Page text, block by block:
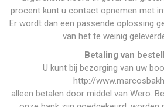
procent kunt u contact opnemen met
Er wordt dan een passende oplossing
van het te weinig
Betaling van
U kunt bij bezorging van uw
http://
alleen betalen door middel van Wero.